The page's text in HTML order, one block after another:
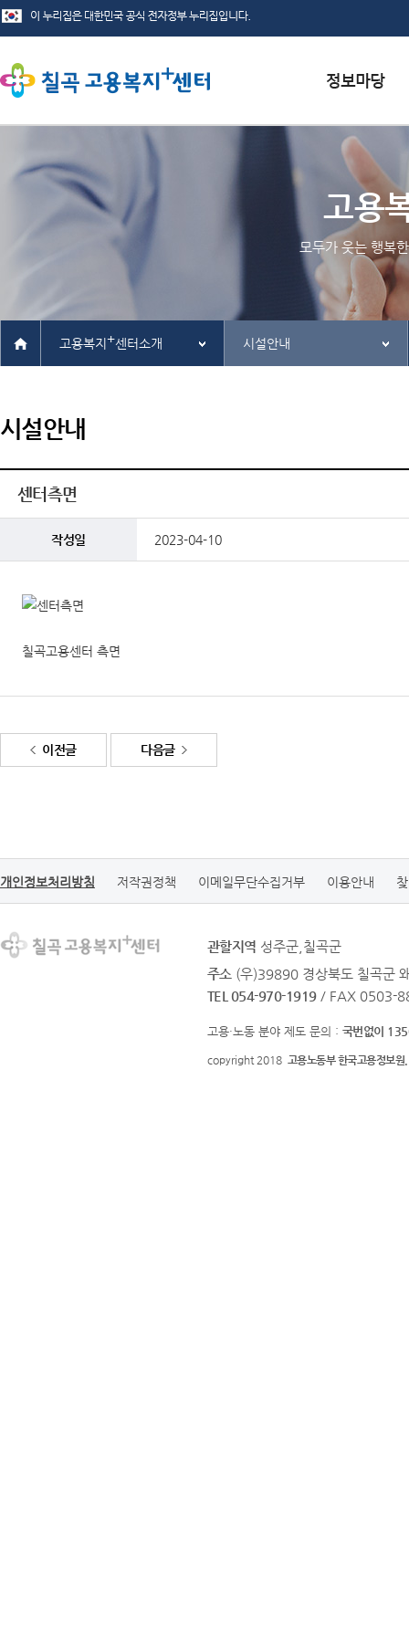
서식자료실
채용정보
인재정보
관련사이트
고용
모두가 웃는 행복
고용복지 +센터소개 시설안내
시설안내
센터측면
작성일 2023-04-10
칠곡고용센터 측면
이전글 다음글
개인정보처리방침 저작권정책 이메일무단수집거부 이용안내
관할지역 성주군,칠곡군
주소 (우)39890 경상북도 칠곡군
TEL 054-970-1919 / FAX 0503-
고용·노동 분야 제도 문의 : 국번없이
copyright 2018 고용노동부 한국고용정보원.